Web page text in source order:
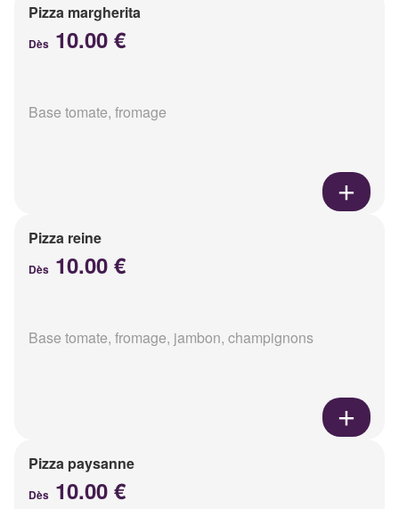
Pizza margherita
Dès 10.00 €
Base tomate, fromage
Pizza reine
Dès 10.00 €
Base tomate, fromage, jambon, champignons
Pizza paysanne
Dès 10.00 €